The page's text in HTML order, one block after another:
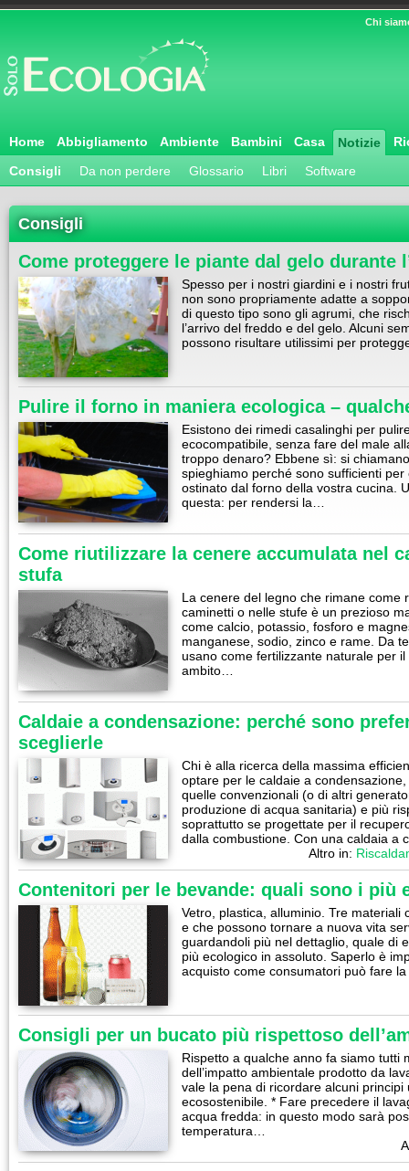
Chi
Home Abbigliamento Ambiente Bambini Casa Notizie
Consigli
Da non perdere Glossario Libri Software
Consigli
Come proteggere le piante dal gelo durante
Spesso per i nostri giardini e i nostri
non sono propriamente adatte a
di questo tipo sono gli agrumi, che
l’arrivo del freddo e del gelo. Alcuni
possono risultare utilissimi per
Pulire il forno in maniera ecologica –
Esistono dei rimedi casalinghi per
ecocompatibile, senza fare del male
troppo denaro? Ebbene sì: si
spieghiamo perché sono sufficienti
ostinato dal forno della vostra cucina.
questa: per rendersi la…
Come riutilizzare la cenere accumulata nel
stufa
La cenere del legno che rimane come
caminetti o nelle stufe è un prezioso
come calcio, potassio, fosforo e
manganese, sodio, zinco e rame. Da
usano come fertilizzante naturale per
ambito…
Caldaie a condensazione: perché sono
sceglierle
Chi è alla ricerca della massima
optare per le caldaie a
quelle convenzionali (o di altri
produzione di acqua sanitaria) e più
soprattutto se progettate per il
dalla combustione. Con una caldaia a
Altro in:
Contenitori per le bevande: quali sono i più
Vetro, plastica, alluminio. Tre materiali
e che possono tornare a nuova vita
guardandoli più nel dettaglio, quale di
più ecologico in assoluto. Saperlo è
acquisto come consumatori può fare
Consigli per un bucato più rispettoso
Rispetto a qualche anno fa siamo tutti
dell’impatto ambientale prodotto da
vale la pena di ricordare alcuni principi
ecosostenibile. * Fare precedere il
acqua fredda: in questo modo sarà
temperatura…